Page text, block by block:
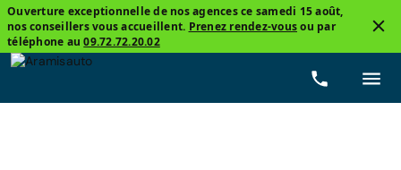
Ouverture exceptionnelle de nos agences ce samedi 15 août,
nos conseillers vous accueillent. Prenez rendez-vousou par
téléphone au09.72.72.20.02
Carburants